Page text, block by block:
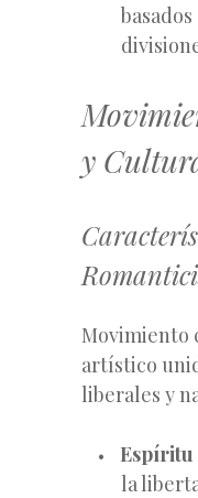
y
artístico
liberales y
Espíritu
la